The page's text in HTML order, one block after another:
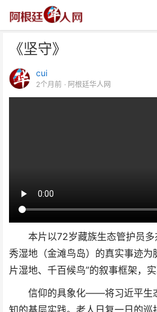
《坚守》
cui
2个月前 · 阿根廷华人网
本片以72岁藏族生态管护员
秀湿地（金滩鸟岛）的真实事迹为
片湿地、千百候鸟”的叙事框架，
信仰的具象化——将习近平生